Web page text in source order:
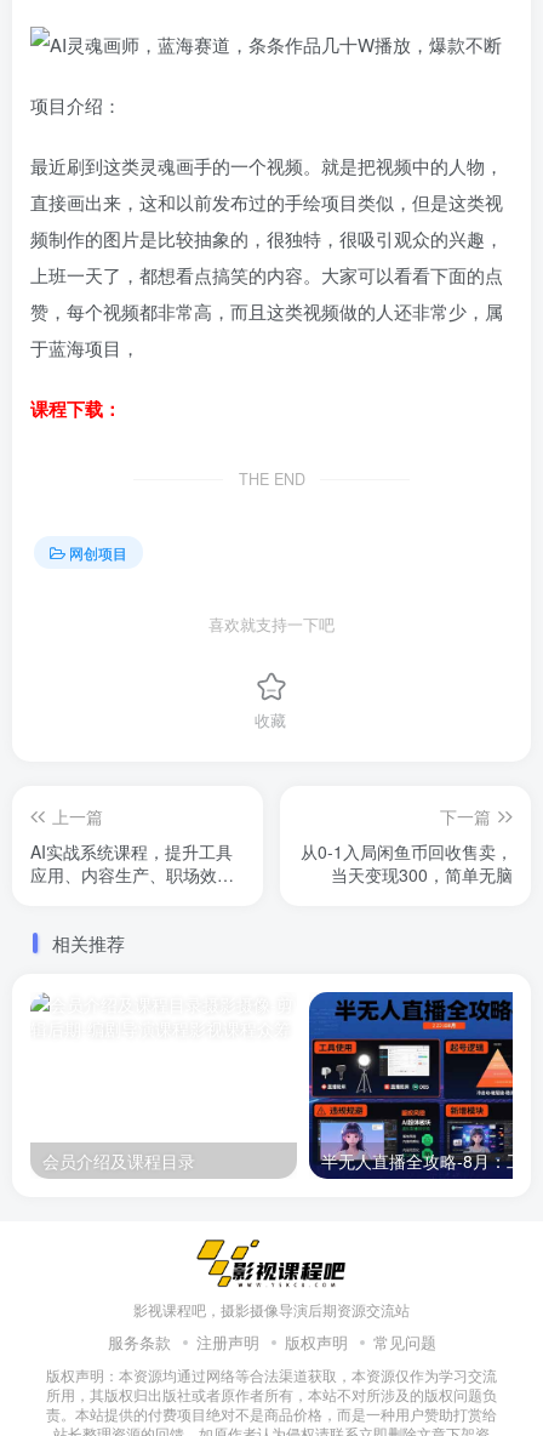
项目介绍：
最近刷到这类灵魂画手的一个视频。就是把视频中的人物，
直接画出来，这和以前发布过的手绘项目类似，但是这类视
频制作的图片是比较抽象的，很独特，很吸引观众的兴趣，
上班一天了，都想看点搞笑的内容。大家可以看看下面的点
赞，每个视频都非常高，而且这类视频做的人还非常少，属
于蓝海项目，
课程下载：
THE END
网创项目
喜欢就支持一下吧
收藏
上一篇
AI实战系统课程，提升工具
应用、内容生产、职场效率
下一篇
从0-1入局闲鱼币回收售卖，
当天变现300，简单无脑
相关推荐
会员介绍及课程目录
影视课程吧，摄影摄像导演后期资源交流站
服务条款 注册声明 版权声明 常见问题
版权声明：本资源均通过网络等合法渠道获取，本资源仅作为学习交流
所用，其版权归出版社或者原作者所有，本站不对所涉及的版权问题负
责。本站提供的付费项目绝对不是商品价格，而是一种用户赞助打赏给